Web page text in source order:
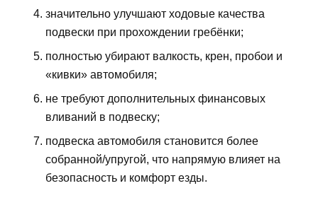
значительно улучшают ходовые качества
подвески при прохождении гребёнки;
полностью убирают валкость, крен, пробои и
«кивки» автомобиля;
не требуют дополнительных финансовых
вливаний в подвеску;
подвеска автомобиля становится более
собранной/упругой, что напрямую влияет на
безопасность и комфорт езды.